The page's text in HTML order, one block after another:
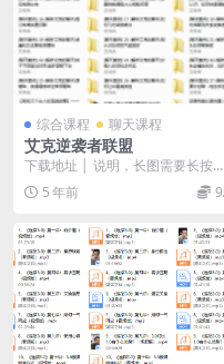
综合课程 聊天课程
艾克逆袭者联盟
下载地址 │ 说明，长图需要长按住
图片下载到手机，手机相册找到图
片 .txt │...
5 年前